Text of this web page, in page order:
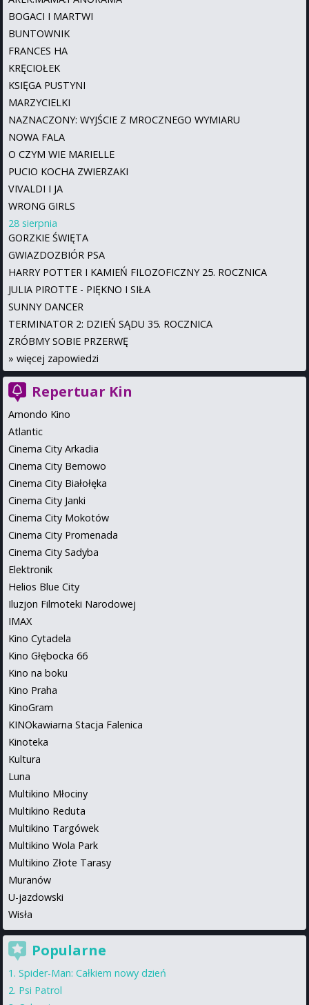
BOGACI I MARTWI
BUNTOWNIK
FRANCES HA
KRĘCIOŁEK
KSIĘGA PUSTYNI
MARZYCIELKI
NAZNACZONY: WYJŚCIE Z MROCZNEGO WYMIARU
NOWA FALA
O CZYM WIE MARIELLE
PUCIO KOCHA ZWIERZAKI
VIVALDI I JA
WRONG GIRLS
28 sierpnia
GORZKIE ŚWIĘTA
GWIAZDOZBIÓR PSA
HARRY POTTER I KAMIEŃ FILOZOFICZNY 25. ROCZNICA
JULIA PIROTTE - PIĘKNO I SIŁA
SUNNY DANCER
TERMINATOR 2: DZIEŃ SĄDU 35. ROCZNICA
ZRÓBMY SOBIE PRZERWĘ
» więcej zapowiedzi
Repertuar Kin
Amondo Kino
Atlantic
Cinema City Arkadia
Cinema City Bemowo
Cinema City Białołęka
Cinema City Janki
Cinema City Mokotów
Cinema City Promenada
Cinema City Sadyba
Elektronik
Helios Blue City
Iluzjon Filmoteki Narodowej
IMAX
Kino Cytadela
Kino Głębocka 66
Kino na boku
Kino Praha
KinoGram
KINOkawiarna Stacja Falenica
Kinoteka
Kultura
Luna
Multikino Młociny
Multikino Reduta
Multikino Targówek
Multikino Wola Park
Multikino Złote Tarasy
Muranów
U-jazdowski
Wisła
Popularne
Spider-Man: Całkiem nowy dzień
Psi Patrol